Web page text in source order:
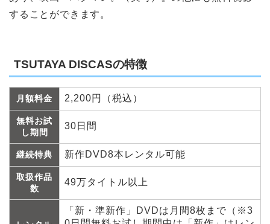
することができます。
TSUTAYA DISCASの特徴
月額料金 2,200円（税込）
無料お試
し期間
30日間
継続特典 新作DVD8本レンタル可能
取扱作品
数
49万タイトル以上
「新・準新作」DVDは月間8枚まで（※3